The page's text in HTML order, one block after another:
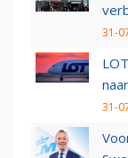
31-
31-